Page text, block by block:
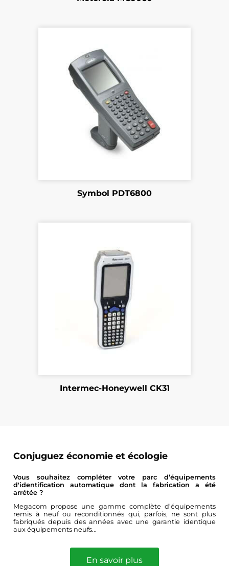
Symbol PDT6800
Intermec-Honeywell CK31
Conjuguez économie et écologie
Vous souhaitez compléter votre parc d’équipements
d'identification automatique dont la fabrication a été
arrétée ?
Megacom propose une gamme complète d’équipements
remis à neuf ou reconditionnés qui, parfois, ne sont plus
fabriqués depuis des années avec une garantie identique
aux équipements neufs...
En savoir plus